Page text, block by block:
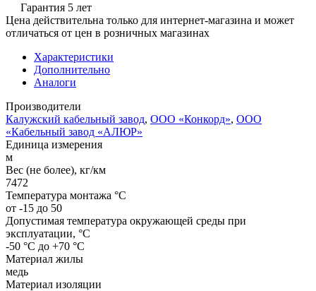
Гарантия 5 лет
Цена действительна только для интернет-магазина и может
отличаться от цен в розничных магазинах
Характеристики
Дополнительно
Аналоги
Производители
Калужский кабельный завод, ООО «Конкорд», ООО
«Кабельный завод «АЛЮР»
Единица измерения
м
Вес (не более), кг/км
7472
Температура монтажа °C
от -15 до 50
Допустимая температура окружающей среды при
эксплуатации, °C
-50 °С до +70 °С
Материал жилы
медь
Материал изоляции